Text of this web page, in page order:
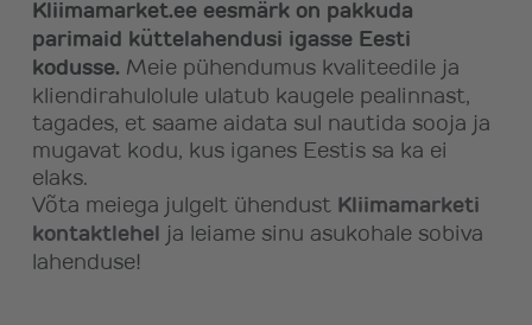
Kliimamarket.ee eesmärk on pakkuda
parimaid küttelahendusi igasse Eesti
kodusse. Meie pühendumus kvaliteedile ja
kliendirahulolule ulatub kaugele pealinnast,
tagades, et saame aidata sul nautida sooja ja
mugavat kodu, kus iganes Eestis sa ka ei
elaks.
Võta meiega julgelt ühendust Kliimamarketi
kontaktlehel ja leiame sinu asukohale sobiva
lahenduse!